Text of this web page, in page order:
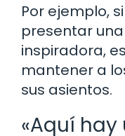
Por ejemplo,
presentar
inspiradora,
mantener a
sus asientos.
«Aquí